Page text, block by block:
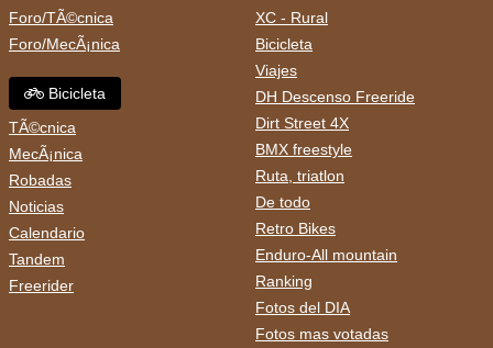
Foro/TÃ©cnica
Foro/MecÃ¡nica
Bicicleta
TÃ©cnica
MecÃ¡nica
Robadas
Noticias
Calendario
Tandem
Freerider
XC - Rural
Bicicleta
Viajes
DH Descenso Freeride
Dirt Street 4X
BMX freestyle
Ruta, triatlon
De todo
Retro Bikes
Enduro-All mountain
Ranking
Fotos del DIA
Fotos mas votadas